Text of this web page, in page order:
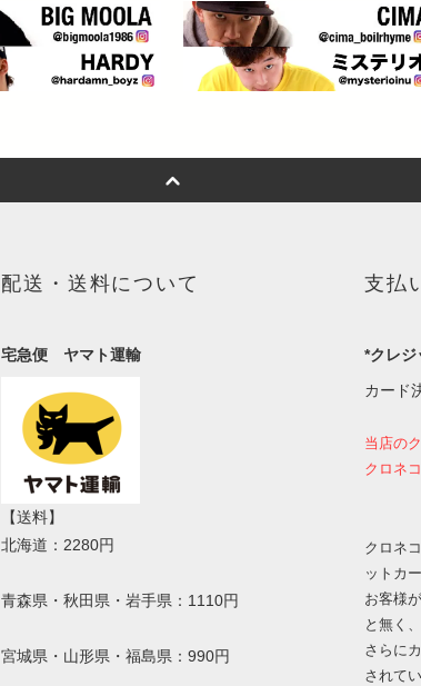
配送・送料について
宅急便 ヤマト運輸
【送料】
北海道：2280円
青森県・秋田県・岩手県：1110円
宮城県・山形県・福島県：990円
支払
*クレジ
カード
当店の
クロネ
クロネ
ットカ
お客様
と無く
さらに
されて